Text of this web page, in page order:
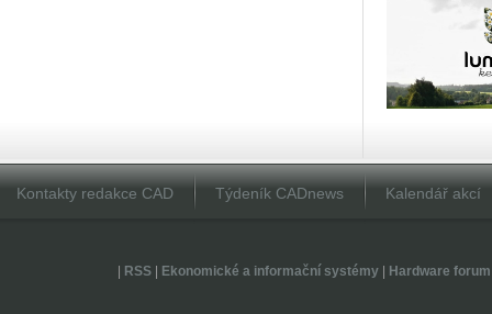
Kontakty redakce CAD Týdeník CADnews Kalendář akcí
RSS| Ekonomické a informační systémy| Hardware forum